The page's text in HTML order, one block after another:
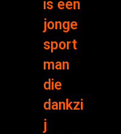
is een
jonge
sport
man
die
dankzi
j